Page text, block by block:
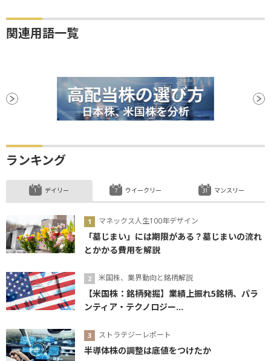
関連用語一覧
ランキング
デイリー
マネックス人生100年デザイン
「墓じまい」には期限がある？墓じまいの流れ
とかかる費用を解説
米国株、業界動向と銘柄解説
【米国株：銘柄発掘】業績上振れ5銘柄、パラ
ンティア・テクノロジー...
ストラテジーレポート
半導体株の調整は底値をつけたか
ウイークリー マンスリー